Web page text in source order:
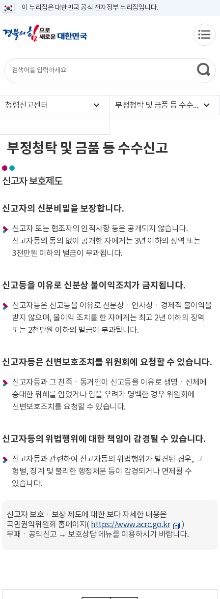
이 누리집은 대한민국 공식 전자정부 누리집입니다.
청렴신고센터 부정청탁 및 금품 등 수수신고
부정청탁 및 금품 등 수수신고
신고자 보호제도
신고자의 신분비밀을 보장합니다.
신고자 또는 협조자의 인적사항 등은 공개되지 않습니다.
신고자등의 동의 없이 공개한 자에게는 3년 이하의 징역 또는
3천만원 이하의 벌금이 부과됩니다.
신고등을 이유로 신분상 불이익조치가 금지됩니다.
신고자등은 신고등을 이유로 신분상ㆍ인사상ㆍ경제적 불이익을
받지 않으며, 불이익 조치를 한 자에게는 최고 2년 이하의 징역
또는 2천만원 이하의 벌금이 부과됩니다.
신고자등은 신변보호조치를 위원회에 요청할 수 있습니다.
신고자등과 그 친족ㆍ동거인이 신고등을 이유로 생명ㆍ신체에
중대한 위해를 입었거나 입을 우려가 명백한 경우 위원회에
신변보호조치를 요청할 수 있습니다.
신고자등의 위법행위에 대한 책임이 감경될 수 있습니다.
신고자등과 관련하여 신고자등의 위법행위가 발견된 경우, 그
형벌, 징계 및 불리한 행정처분 등이 감경되거나 면제될 수
있습니다.
신고자 보호ㆍ보상 제도에 대한 보다 자세한 내용은
국민권익위원회 홈페이지( https://www.acrc.go.kr
)
부패ㆍ공익신고 → 보호상담 메뉴를 이용하시기 바랍니다.